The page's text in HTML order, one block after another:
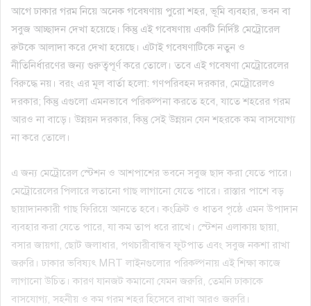
আগে ঢাকার গরম নিয়ে অনেক গবেষণায় পুরো শহর, ভূমি ব্যবহার, ভবন বা
সবুজ আচ্ছাদন দেখা হয়েছে। কিন্তু এই গবেষণায় একটি নির্দিষ্ট মেট্রোরেল
রুটকে আলাদা করে দেখা হয়েছে। এটাই গবেষণাটিকে নতুন ও
নীতিনির্ধারণের জন্য গুরুত্বপূর্ণ করে তোলে। তবে এই গবেষণা মেট্রোরেলের
বিরুদ্ধে নয়। বরং এর মূল বার্তা হলো: গণপরিবহন দরকার, মেট্রোরেলও
দরকার; কিন্তু এগুলো এমনভাবে পরিকল্পনা করতে হবে, যাতে শহরের গরম
আরও না বাড়ে। উন্নয়ন দরকার, কিন্তু সেই উন্নয়ন যেন শহরকে কম বাসযোগ্য
না করে তোলে।
এ জন্য মেট্রোরেল স্টেশন ও আশপাশের ভবনে সবুজ ছাদ করা যেতে পারে।
মেট্রোরেলের পিলারে লতানো গাছ লাগানো যেতে পারে। রাস্তার পাশে বড়
ছায়াদানকারী গাছ ফিরিয়ে আনতে হবে। কংক্রিট ও ধাতব পৃষ্ঠে এমন উপাদান
ব্যবহার করা যেতে পারে, যা কম তাপ ধরে রাখে। স্টেশন এলাকায় ছায়া,
বসার জায়গা, ছোট জলাধার, পথচারীবান্ধব ফুটপাত এবং সবুজ নকশা রাখা
জরুরি। ঢাকার ভবিষ্যৎ MRT লাইনগুলোর পরিকল্পনায় এই শিক্ষা কাজে
লাগানো উচিত। কারণ যানজট কমানো যেমন জরুরি, তেমনি ঢাকাকে
বাসযোগ্য, সহনীয় ও কম গরম শহর হিসেবে রাখা আরও জরুরি।